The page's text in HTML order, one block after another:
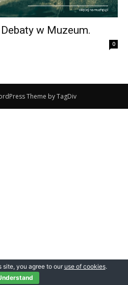
w Muzeum.
0
Theme by TagDiv
site, you agree to our use of cookies.